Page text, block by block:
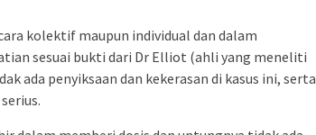
kolektif maupun individual dan dalam
sesuai bukti dari Dr Elliot (ahli yang meneliti
ada penyiksaan dan kekerasan di kasus ini, serta